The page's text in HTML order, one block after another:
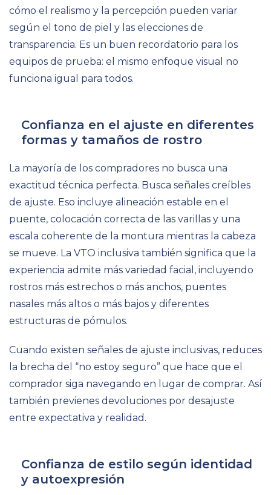
cómo el realismo y la percepción pueden variar
según el tono de piel y las elecciones de
transparencia. Es un buen recordatorio para los
equipos de prueba: el mismo enfoque visual no
funciona igual para todos.
Confianza en el ajuste en diferentes
formas y tamaños de rostro
La mayoría de los compradores no busca una
exactitud técnica perfecta. Busca señales creíbles
de ajuste. Eso incluye alineación estable en el
puente, colocación correcta de las varillas y una
escala coherente de la montura mientras la cabeza
se mueve. La VTO inclusiva también significa que la
experiencia admite más variedad facial, incluyendo
rostros más estrechos o más anchos, puentes
nasales más altos o más bajos y diferentes
estructuras de pómulos.
Cuando existen señales de ajuste inclusivas, reduces
la brecha del “no estoy seguro” que hace que el
comprador siga navegando en lugar de comprar. Así
también previenes devoluciones por desajuste
entre expectativa y realidad.
Confianza de estilo según identidad
y autoexpresión